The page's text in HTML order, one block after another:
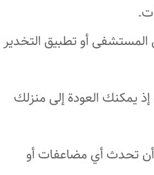
المستشفى أو تطبيق التخدير
يمكنك العودة إلى منزلك
أن تحدث أي مضاعفات أو